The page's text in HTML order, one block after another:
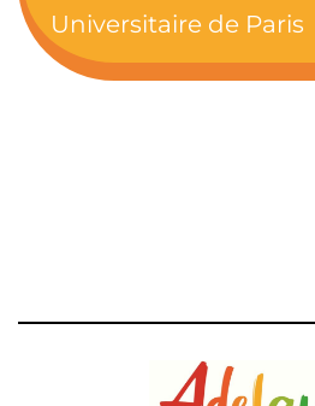
Universitaire de Paris